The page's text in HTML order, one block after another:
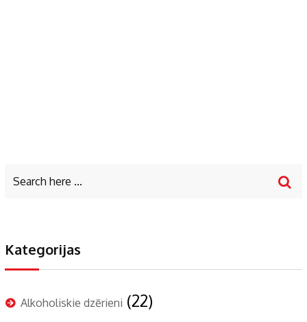
Kategorijas
Alkoholiskie dzērieni (22)